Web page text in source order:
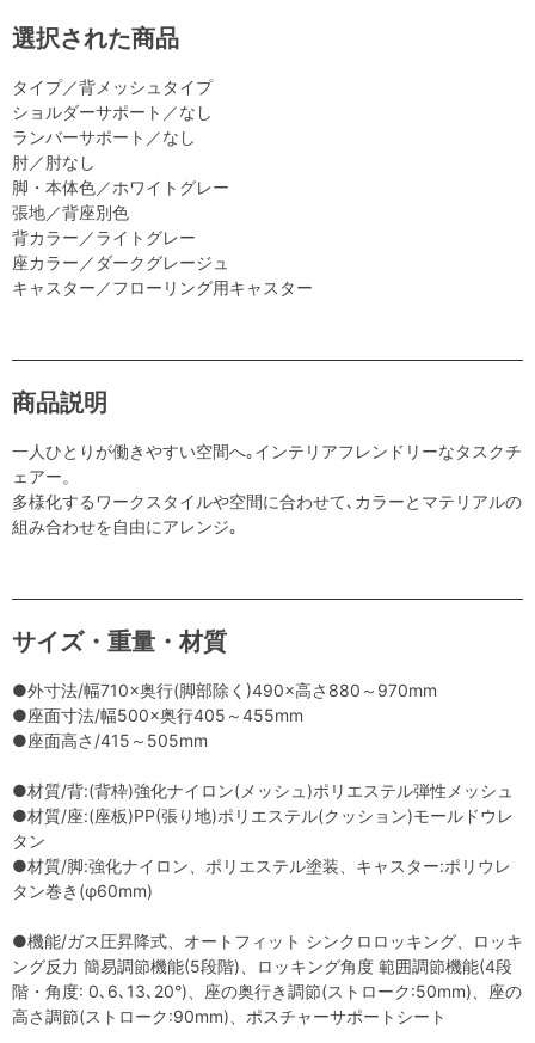
選択された商品
タイプ／背メッシュタイプ
ショルダーサポート／なし
ランバーサポート／なし
肘／肘なし
脚・本体色／ホワイトグレー
張地／背座別色
背カラー／ライトグレー
座カラー／ダークグレージュ
キャスター／フローリング用キャスター
商品説明
一人ひとりが働きやすい空間へ｡インテリアフレンドリーなタスクチ
ェアー。
多様化するワークスタイルや空間に合わせて､カラーとマテリアルの
組み合わせを自由にアレンジ｡
サイズ・重量・材質
●外寸法/幅710×奥行(脚部除く)490×高さ880～970mm
●座面寸法/幅500×奥行405～455mm
●座面高さ/415～505mm
●材質/背:(背枠)強化ナイロン(メッシュ)ポリエステル弾性メッシュ
●材質/座:(座板)PP(張り地)ポリエステル(クッション)モールドウレ
タン
●材質/脚:強化ナイロン、ポリエステル塗装、キャスター:ポリウレ
タン巻き(φ60mm)
●機能/ガス圧昇降式、オートフィット シンクロロッキング、ロッキ
ング反力 簡易調節機能(5段階)、ロッキング角度 範囲調節機能(4段
階・角度: 0､6､13､20°)、座の奥行き調節(ストローク:50mm)、座の
高さ調節(ストローク:90mm)、ポスチャーサポートシート